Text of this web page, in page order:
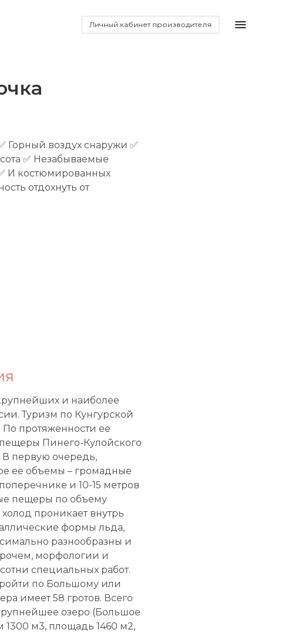
Личный кабинет производителя
Горный воздух снаружи ✅
✅ Незабываемые
И костюмированных
отдохнуть от
и наиболее
Туризм по Кунгурской
По протяженности ее
Пинего-Кулойского
В первую очередь,
ее объемы – громадные
и 10-15 метров
пещеры по объему
проникает внутрь
формы льда,
разнообразны и
морфологии и
специальных работ.
по Большому или
имеет 58 гротов. Всего
озеро (Большое
м3, площадь 1460 м2,